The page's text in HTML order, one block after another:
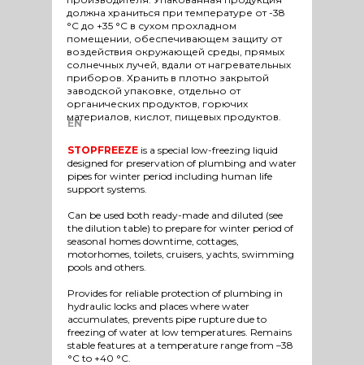
должна храниться при температуре от -38
°С до +35 °С в сухом прохладном
помещении, обеспечивающем защиту от
воздействия окружающей среды, прямых
солнечных лучей, вдали от нагревательных
приборов. Хранить в плотно закрытой
заводской упаковке, отдельно от
органических продуктов, горючих
материалов, кислот, пищевых продуктов.
STOPFREEZE is a special low-freezing liquid
designed for preservation of plumbing and water
pipes for winter period including human life
support systems.
Can be used both ready-made and diluted (see
the dilution table) to prepare for winter period of
seasonal homes downtime, cottages,
motorhomes, toilets, cruisers, yachts, swimming
pools and others.
Provides for reliable protection of plumbing in
hydraulic locks and places where water
accumulates, prevents pipe rupture due to
freezing of water at low temperatures. Remains
stable features at a temperature range from –38
°C to +40 °C.
EN